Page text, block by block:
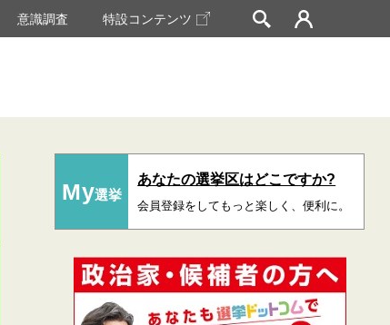
意識調査 特設コンテンツ
My選挙
あなたの選挙区はどこですか?
会員登録をしてもっと楽しく、便利に。